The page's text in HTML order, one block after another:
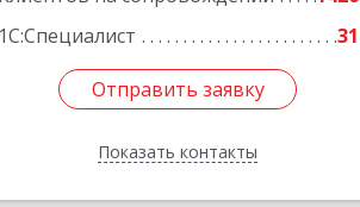
1С:Специалист
31
Отправить заявку
Показать контакты
Отправить заявку
Назад